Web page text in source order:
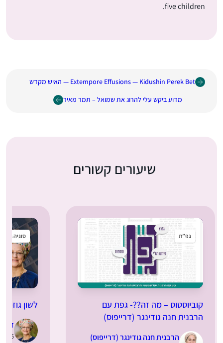
five children.
Extempore Effusions — Kidushin Perek Bet — האיש מקדש
מדוע ביקש עלי להרוג את שמואל – תמר מאיר
שיעורים קשורים
גפ”ת
קוביוסטוס – מה זה??- גפת עם
הרבנית חנה גודינגר (דרייפוס)
הרבנית חנה גודינגר (דרייפוס)
סוגיה
לשון גוזמה
ד”ר